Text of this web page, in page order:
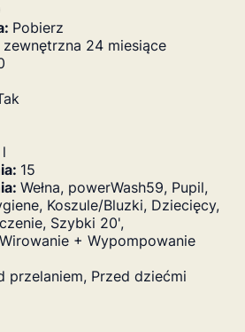
Pobierz
24 miesiące
15
Wełna, powerWash59, Pupil,
Koszule/Bluzki, Dziecięcy,
Szybki 20',
Wirowanie + Wypompowanie
przelaniem, Przed dziećmi